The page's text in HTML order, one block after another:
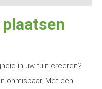
in uw tuin creëren?
onmisbaar. Met een